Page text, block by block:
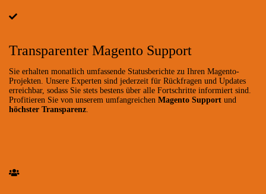
Transparenter Magento Support
Sie erhalten monatlich umfassende Statusberichte zu Ihren Magento-
Projekten. Unsere Experten sind jederzeit für Rückfragen und Updates
erreichbar, sodass Sie stets bestens über alle Fortschritte informiert sind.
Profitieren Sie von unserem umfangreichen Magento Support und
höchster Transparenz